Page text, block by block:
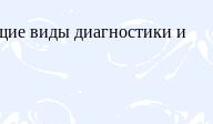
виды диагностики и